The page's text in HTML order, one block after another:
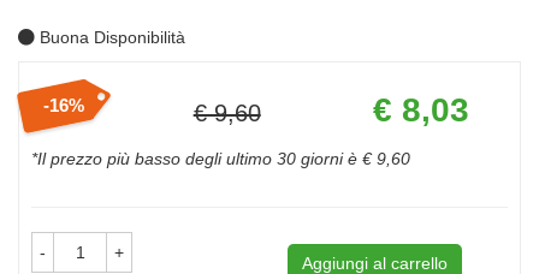
Buona Disponibilità
Sconto
del
16% € 9,60
Prezzo
scontato
€ 8,03
*Il prezzo più basso degli ultimo 30 giorni è € 9,60
- +
Aggiungi al carrello